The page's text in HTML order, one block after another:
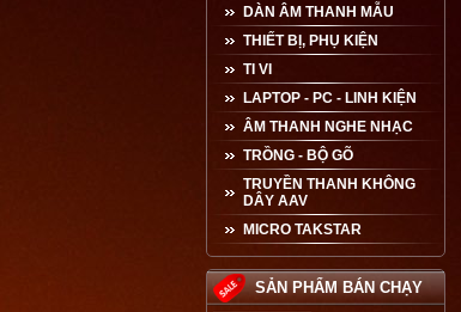
DÀN ÂM THANH MẪU
THIẾT BỊ, PHỤ KIỆN
TI VI
LAPTOP - PC - LINH KIỆN
ÂM THANH NGHE NHẠC
TRỒNG - BỘ GÕ
TRUYỀN THANH KHÔNG
DÂY AAV
MICRO TAKSTAR
SẢN PHẨM BÁN CHẠY